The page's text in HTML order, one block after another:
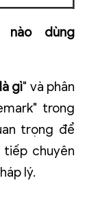
nào dùng
gì" và phân
trong
trọng để
chuyên
lý.